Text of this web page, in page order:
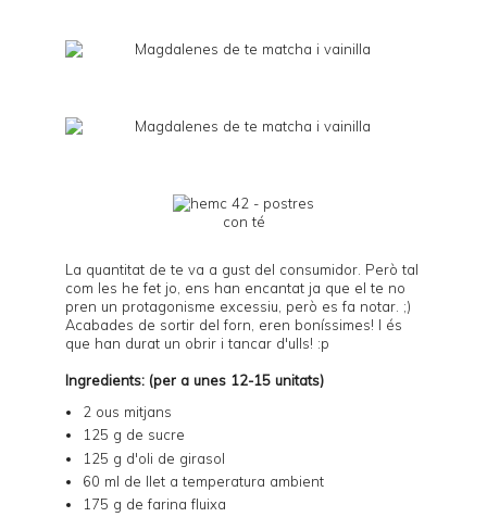
La quantitat de te va a gust del consumidor. Però tal
com les he fet jo, ens han encantat ja que el te no
pren un protagonisme excessiu, però es fa notar. ;)
Acabades de sortir del forn, eren boníssimes! I és
que han durat un obrir i tancar d'ulls! :p
Ingredients: (per a unes 12-15 unitats)
2 ous mitjans
125 g de sucre
125 g d'oli de girasol
60 ml de llet a temperatura ambient
175 g de farina fluixa